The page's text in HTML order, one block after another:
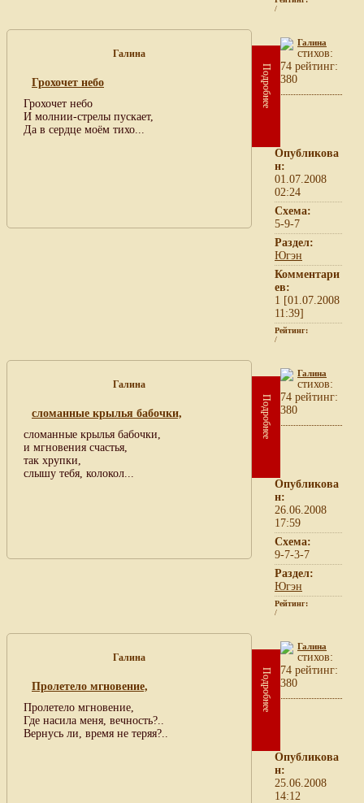
/
Галина
Грохочет небо
Грохочет небо
И молнии-стрелы пускает,
Да в сердце моём тихо...
Подробнее
Галина
cтихов:
74 рейтинг:
380
Опубликова
н:
01.07.2008
02:24
Схема:
5-9-7
Раздел:
Югэн
Комментари
ев:
1 [01.07.2008
11:39]
Рейтинг:
/
Галина
сломанные крылья бабочки,
сломанные крылья бабочки,
и мгновения счастья,
так хрупки,
слышу тебя, колокол...
Подробнее
Галина
cтихов:
74 рейтинг:
380
Опубликова
н:
26.06.2008
17:59
Схема:
9-7-3-7
Раздел:
Югэн
Рейтинг:
/
Галина
Пролетело мгновение,
Пролетело мгновение,
Где насила меня, вечность?..
Вернусь ли, время не теряя?..
Подробнее
Галина
cтихов:
74 рейтинг:
380
Опубликова
н:
25.06.2008
14:12